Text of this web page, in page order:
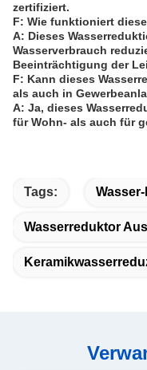
zertifiziert.
F: Wie funktioniert
A: Dieses
Wasserverbrauch
Beeinträchtigung der
F: Kann dieses
als auch in
A: Ja, dieses
für Wohn- als auch für
Tags:
Wasserreduktor